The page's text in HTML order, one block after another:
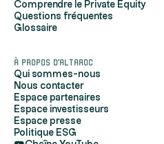
Salut c'est nous...
les Cookies !
notre relation avec vous, vous adresser
personnalisés selon votre profil de
partager du contenu sur vos réseaux
fonctionnement de son site.
Si vous ne souhaitez pas accepter les
même continuer votre navigation en les
Comprendre le Private Equity
Questions fréquentes
Glossaire
À propos d'Altaroc
Qui sommes-nous
Nous contacter
Espace partenaires
Espace investisseurs
Espace presse
Politique ESG